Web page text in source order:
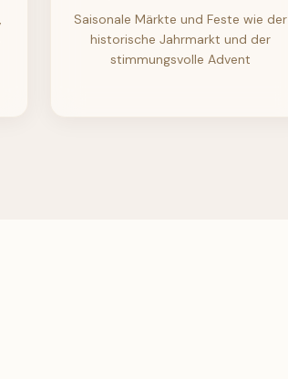
Saisonale Märkte und Feste wie der
historische Jahrmarkt und der
stimmungsvolle Advent